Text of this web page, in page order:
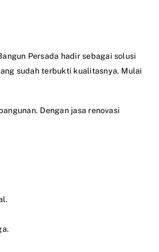
Persada hadir sebagai solusi
sudah terbukti kualitasnya. Mulai
Dengan jasa renovasi